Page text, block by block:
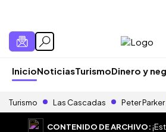
InicioNoticiasTurismoDinero y
Turismo Las Cascadas Peter Parker
CONTENIDO DE ARCHIVO: